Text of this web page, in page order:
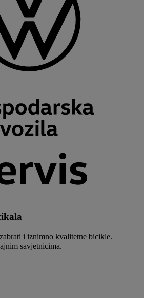
i iznimno kvalitetne bicikle.
savjetnicima.